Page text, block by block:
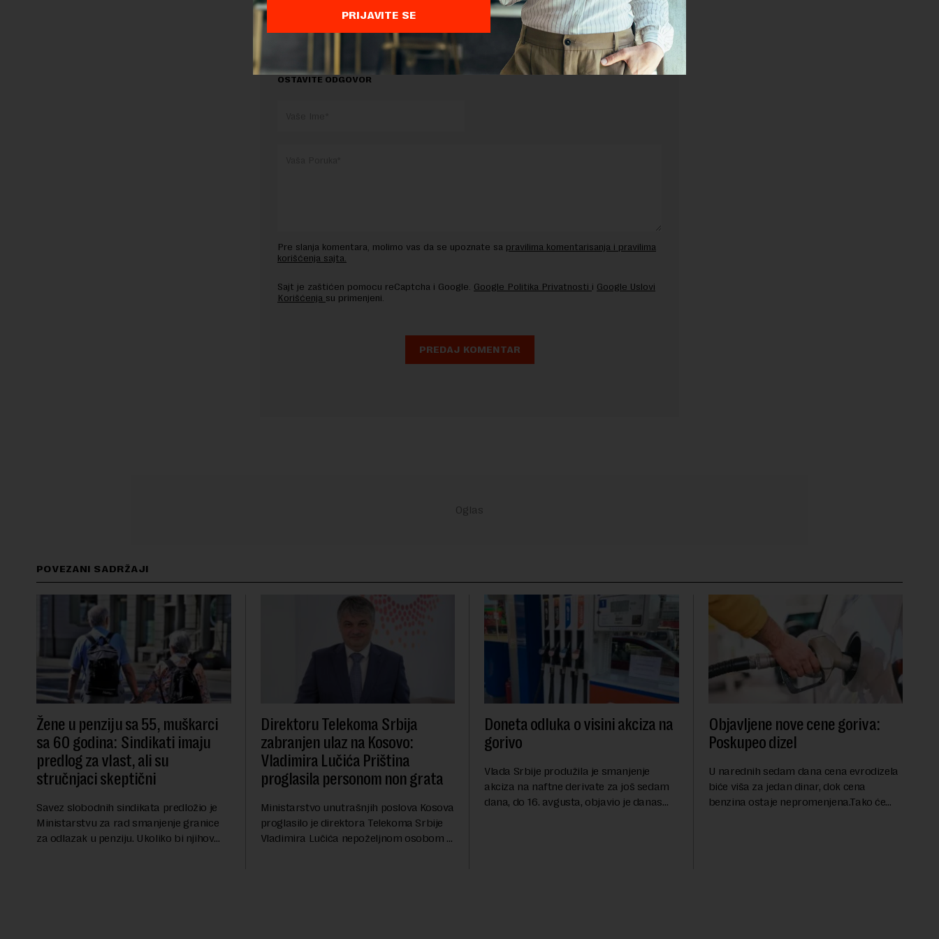
BDP
OSTAVITE ODGOVOR
Pre slanja komentara, molimo vas da se upoznate sa pravilima komentarisanja i pravilima
korišćenja sajta.
Sajt je zaštićen pomocu reCaptcha i Google. Google Politika Privatnosti i Google Uslovi
Korišćenja su primenjeni.
POVEZANI SADRŽAJI
Žene u penziju sa 55, muškarci
sa 60 godina: Sindikati imaju
predlog za vlast, ali su
stručnjaci skeptični
Savez slobodnih sindikata predložio je
Ministarstvu za rad smanjenje granice
za odlazak u penziju. Ukoliko bi njihov
Direktoru Telekoma Srbija
zabranjen ulaz na Kosovo:
Vladimira Lučića Priština
proglasila personom non grata
Ministarstvo unutrašnjih poslova Kosova
proglasilo je direktora Telekoma Srbije
Vladimira Lučića nepoželjnom osobom i
Doneta odluka o visini akciza na
gorivo
Vlada Srbije produžila je smanjenje
akciza na naftne derivate za još sedam
dana, do 16. avgusta, objavio je danas
Objavljene nove cene goriva:
Poskupeo dizel
U narednih sedam dana cena evrodizela
biće viša za jedan dinar, dok cena
benzina ostaje nepromenjena.Tako će
PRIJAVITE SE